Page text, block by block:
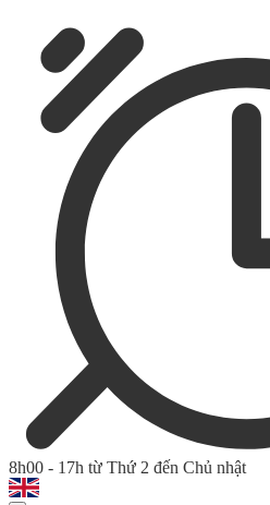
8h00 - 17h từ Thứ 2 đến Chủ nhật